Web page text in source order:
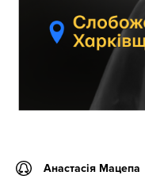
Анастасія Мацепа